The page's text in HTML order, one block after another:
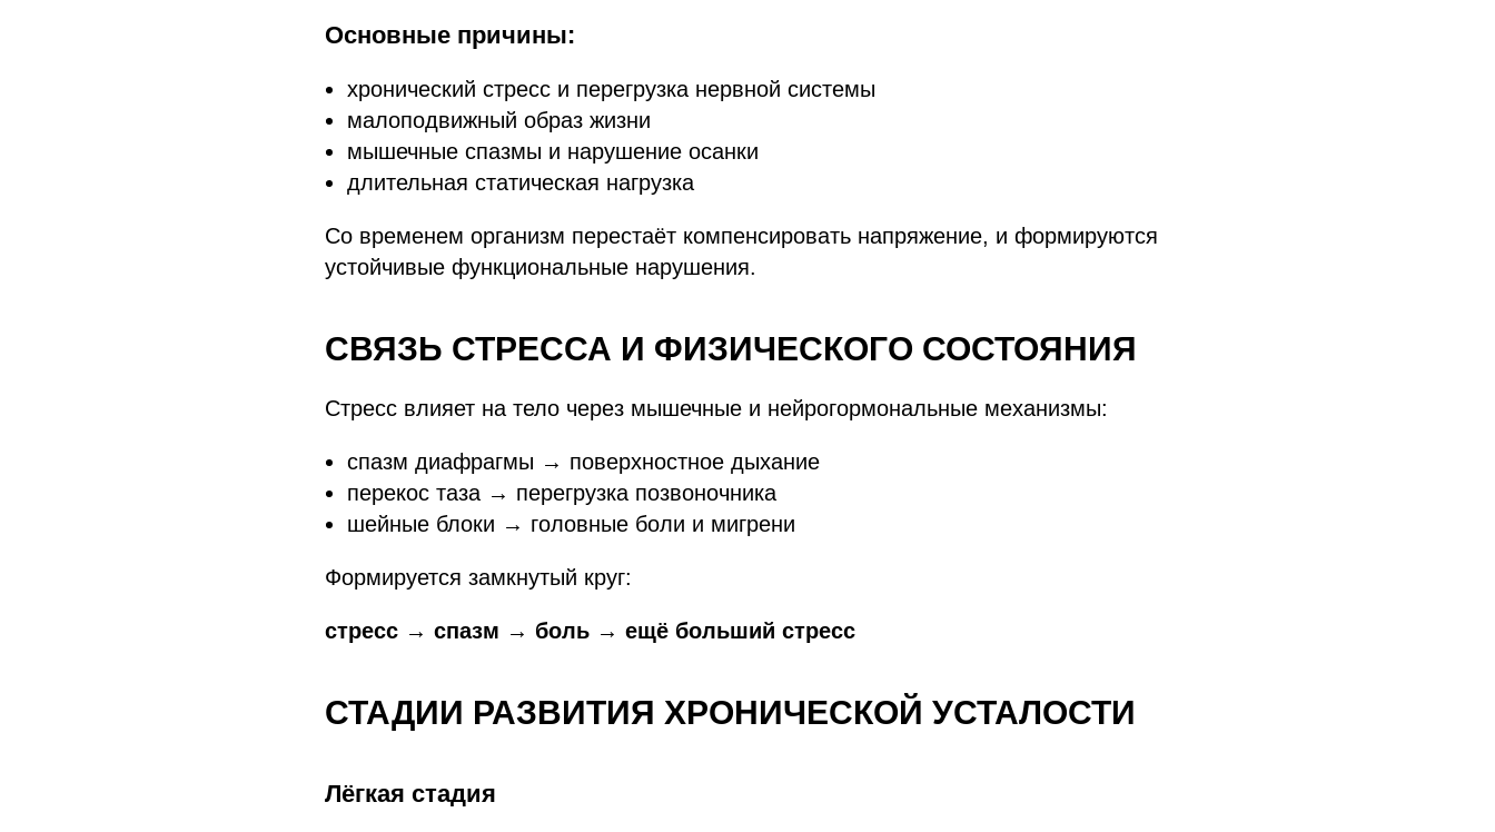
Основные причины:
хронический стресс и перегрузка нервной системы
малоподвижный образ жизни
мышечные спазмы и нарушение осанки
длительная статическая нагрузка
Со временем организм перестаёт компенсировать напряжение, и формируются
устойчивые функциональные нарушения.
СВЯЗЬ СТРЕССА И ФИЗИЧЕСКОГО СОСТОЯНИЯ
Стресс влияет на тело через мышечные и нейрогормональные механизмы:
спазм диафрагмы → поверхностное дыхание
перекос таза → перегрузка позвоночника
шейные блоки → головные боли и мигрени
Формируется замкнутый круг:
стресс → спазм → боль → ещё больший стресс
СТАДИИ РАЗВИТИЯ ХРОНИЧЕСКОЙ УСТАЛОСТИ
Лёгкая стадия